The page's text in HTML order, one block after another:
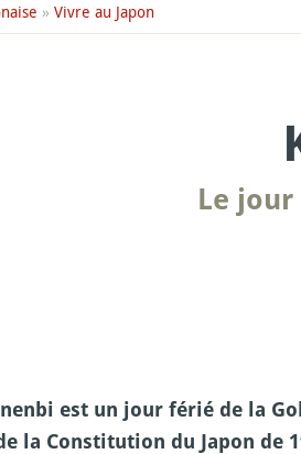
» Vivre au Japon
Le
est un jour férié de la
la Constitution du Japon de